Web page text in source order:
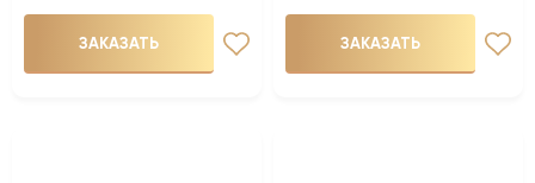
ЗАКАЗАТЬ ЗАКАЗАТЬ